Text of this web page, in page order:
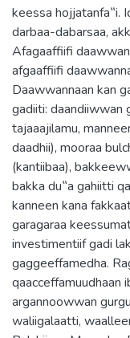
keessa hojjatanfa‟i.
darbaa-dabarsaa,
Afagaaffiifi
afgaaffiifi
Daawwannaan kan
gadiiti: daandiiwwan
tajaaajilamu,
daadhii), mooraa
(kantiibaa),
bakka du‟a gahiitti
kanneen kana
garagaraa
investimentiif gadi
gaggeeffamedha.
qaacceffamuudhaan
argannoowwan
waliigalaatti,